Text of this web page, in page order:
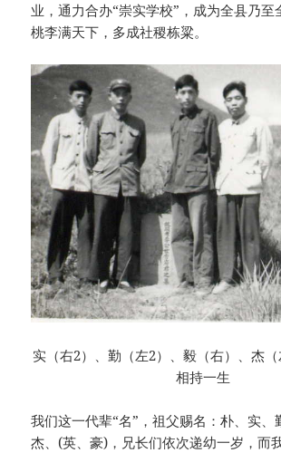
业，通力合办“崇实学校”，成为全县乃至
桃李满天下，多成社稷栋粱。
实（右2）、勤（左2）、毅（右）、杰
相持一生
我们这一代辈“名”，祖父赐名：朴、实、
杰、(英、豪)，兄长们依次递幼一岁，而